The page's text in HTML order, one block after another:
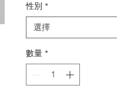
性別 *
選擇
數量 *